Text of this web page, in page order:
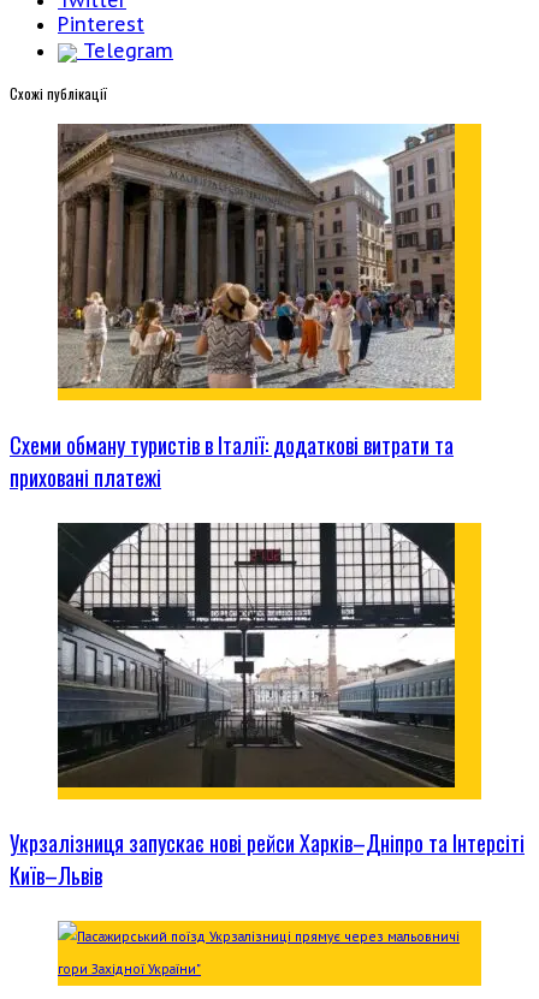
Pinterest
Telegram
Cхожі публікації
Схеми обману туристів в Італії: додаткові витрати та
приховані платежі
Укрзалізниця запускає нові рейси Харків–Дніпро та Інтерсіті
Київ–Львів